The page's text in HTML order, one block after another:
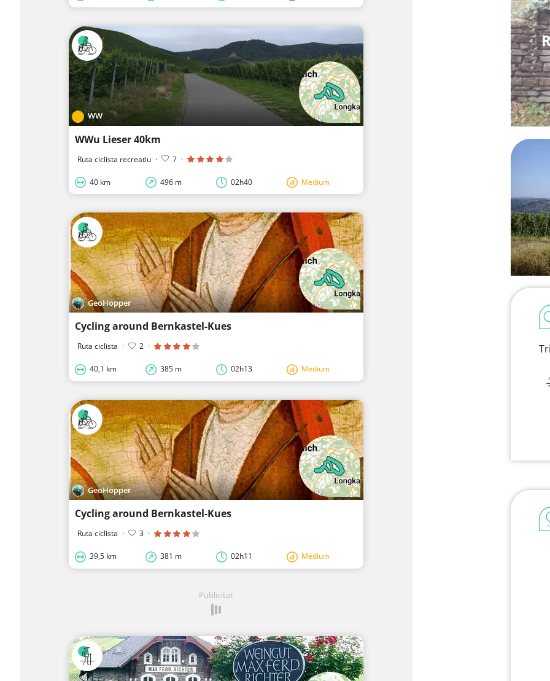
WW
WWu Lieser 40km
Ruta ciclista recreatiu · 7 ·
40 km 496 m 02h40 Medium
GeoHopper
Cycling around Bernkastel-Kues
Ruta ciclista · 2 ·
40,1 km 385 m 02h13 Medium
GeoHopper
Cycling around Bernkastel-Kues
Ruta ciclista · 3 ·
39,5 km 381 m 02h11 Medium
Publicitat